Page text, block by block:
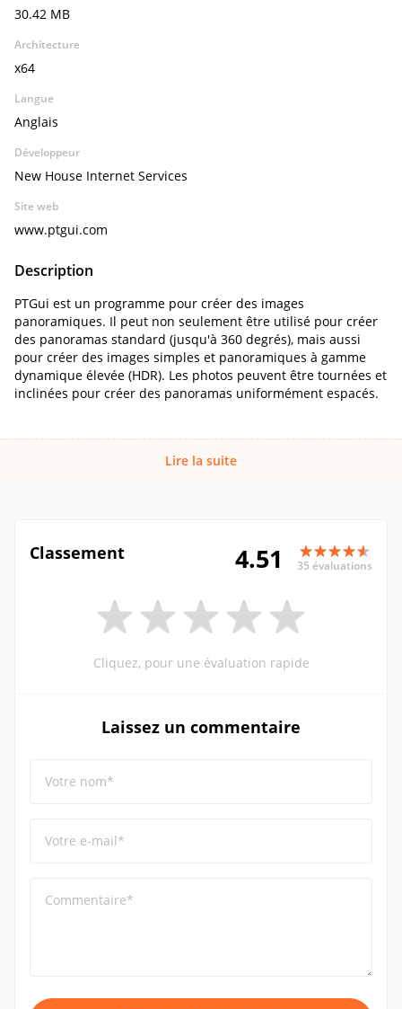
30.42 MB
Architecture
x64
Langue
Anglais
Développeur
New House Internet Services
Site web
www.ptgui.com
Description
PTGui est un programme pour créer des images
panoramiques. Il peut non seulement être utilisé pour créer
des panoramas standard (jusqu'à 360 degrés), mais aussi
pour créer des images simples et panoramiques à gamme
dynamique élevée (HDR). Les photos peuvent être tournées et
inclinées pour créer des panoramas uniformément espacés.
Lire la suite
Classement 4.51 35 évaluations
Cliquez, pour une évaluation rapide
Laissez un commentaire
Votre nom*
Votre e-mail*
Commentaire*